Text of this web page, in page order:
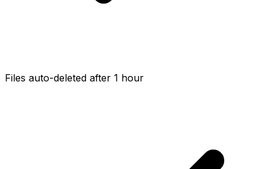
Files auto-deleted after 1 hour